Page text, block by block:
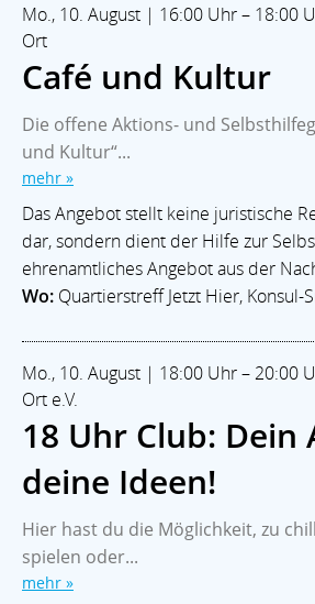
Mo., 10. August | 16:00 Uhr – 18:00
Ort
Café und Kultur
Die offene Aktions- und
und Kultur“...
mehr »
Das Angebot stellt keine juristische
dar, sondern dient der Hilfe zur
ehrenamtliches Angebot aus der
Wo: Quartierstreff Jetzt Hier, Konsul-
Mo., 10. August | 18:00 Uhr – 20:00
Ort e.V.
18 Uhr Club: Dein
deine Ideen!
Hier hast du die Möglichkeit, zu
spielen oder...
mehr »